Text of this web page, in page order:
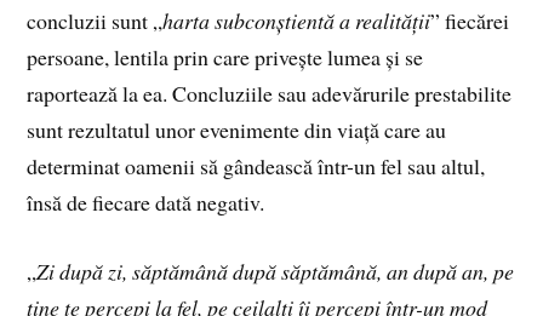
concluzii sunt „harta subconștientă a realității” fiecărei
persoane, lentila prin care privește lumea și se
raportează la ea. Concluziile sau adevărurile prestabilite
sunt rezultatul unor evenimente din viață care au
determinat oamenii să gândească într-un fel sau altul,
însă de fiecare dată negativ.
„Zi după zi, săptămână după săptămână, an după an, pe
tine te percepi la fel, pe ceilalți îi percepi într-un mod